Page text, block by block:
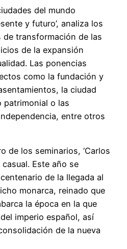
del mundo
y futuro’, analiza los
transformación de las
de la expansión
Las ponencias
como la fundación y
la ciudad
patrimonial o las
entre otros
de los seminarios, ‘Carlos
Este año se
de la llegada al
monarca, reinado que
la época en la que
imperio español, así
de la nueva